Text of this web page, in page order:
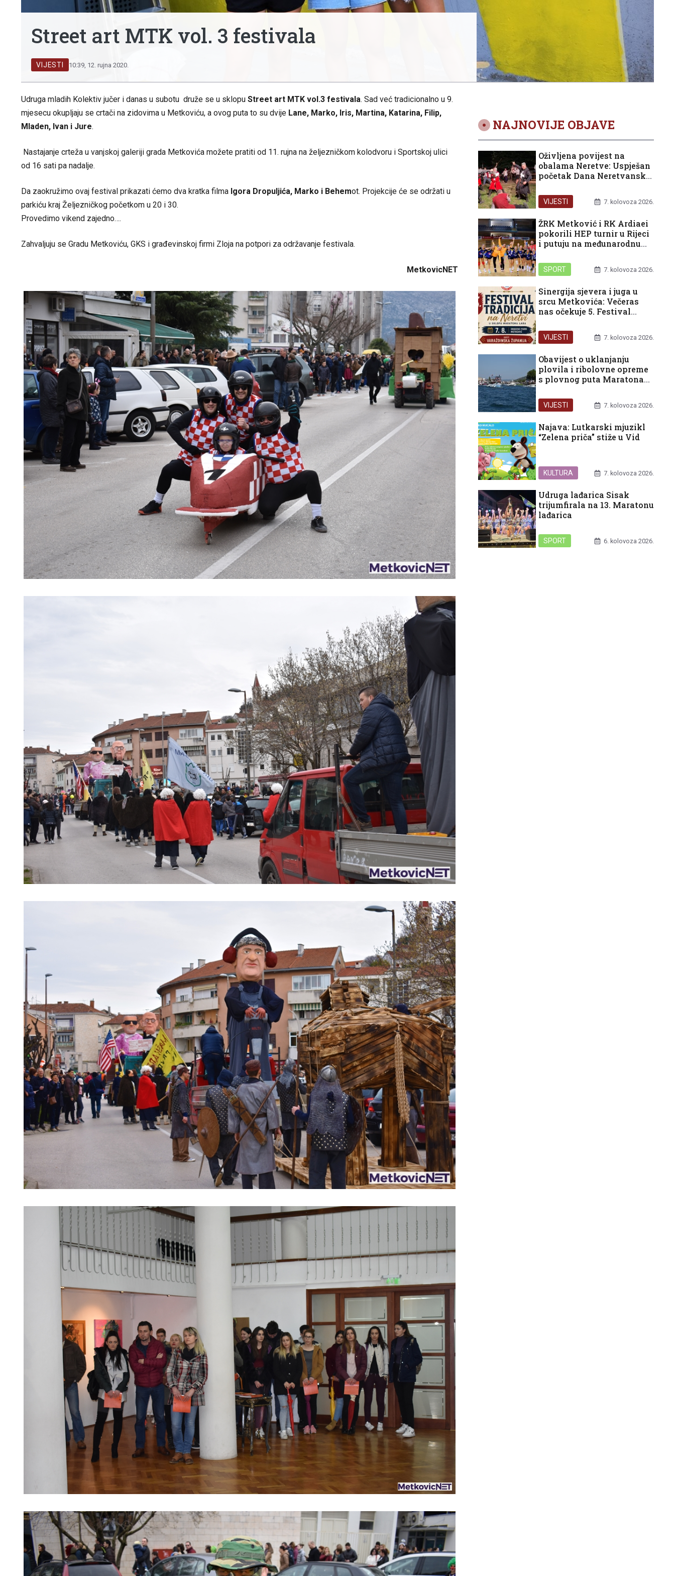
Street art MTK vol. 3 festivala
VIJESTI 10:39, 12. rujna 2020.
Udruga mladih Kolektiv jučer i danas u subotu druže se u sklopu Street art MTK vol.3 festivala. Sad već tradicionalno u 9.
mjesecu okupljaju se crtači na zidovima u Metkoviću, a ovog puta to su dvije Lane, Marko, Iris, Martina, Katarina, Filip,
Mladen, Ivan i Jure.
Nastajanje crteža u vanjskoj galeriji grada Metkovića možete pratiti od 11. rujna na željezničkom kolodvoru i Sportskoj ulici
od 16 sati pa nadalje.
Da zaokružimo ovaj festival prikazati ćemo dva kratka filma Igora Dropuljića, Marko i Behemot. Projekcije će se održati u
parkiću kraj Željezničkog početkom u 20 i 30.
Provedimo vikend zajedno….
Zahvaljuju se Gradu Metkoviću, GKS i građevinskoj firmi Zloja na potpori za održavanje festivala.
MetkovicNET
NAJNOVIJE OBJAVE
Oživljena povijest na
obalama Neretve: Uspješan
početak Dana Neretvanske
pred nama
VIJESTI 7. kolovoza 2026.
ŽRK Metković i RK Ardiaei
pokorili HEP turnir u Rijeci
i putuju na međunarodnu
SPORT 7. kolovoza 2026.
Sinergija sjevera i juga u
srcu Metkovića: Večeras
nas očekuje 5. Festival
VIJESTI 7. kolovoza 2026.
Obavijest o uklanjanju
plovila i ribolovne opreme
s plovnog puta Maratona
VIJESTI 7. kolovoza 2026.
Najava: Lutkarski mjuzikl
“Zelena priča” stiže u Vid
KULTURA 7. kolovoza 2026.
Udruga lađarica Sisak
trijumfirala na 13. Maratonu
lađarica
SPORT 6. kolovoza 2026.